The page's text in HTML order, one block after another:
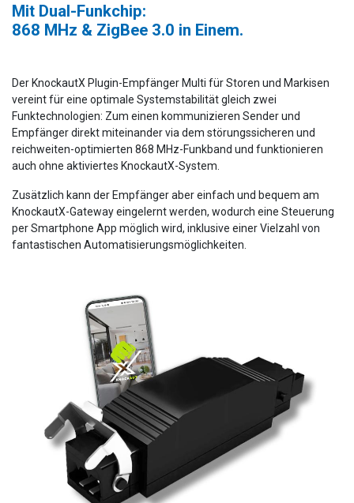
Mit Dual-Funkchip:
868 MHz & ZigBee 3.0 in Einem.
Der KnockautX Plugin-Empfänger Multi für Storen und Markisen
vereint für eine optimale Systemstabilität gleich zwei
Funktechnologien: Zum einen kommunizieren Sender und
Empfänger direkt miteinander via dem störungssicheren und
reichweiten-optimierten 868 MHz-Funkband und funktionieren
auch ohne aktiviertes KnockautX-System.
Zusätzlich kann der Empfänger aber einfach und bequem am
KnockautX-Gateway eingelernt werden, wodurch eine Steuerung
per Smartphone App möglich wird, inklusive einer Vielzahl von
fantastischen Automatisierungsmöglichkeiten.